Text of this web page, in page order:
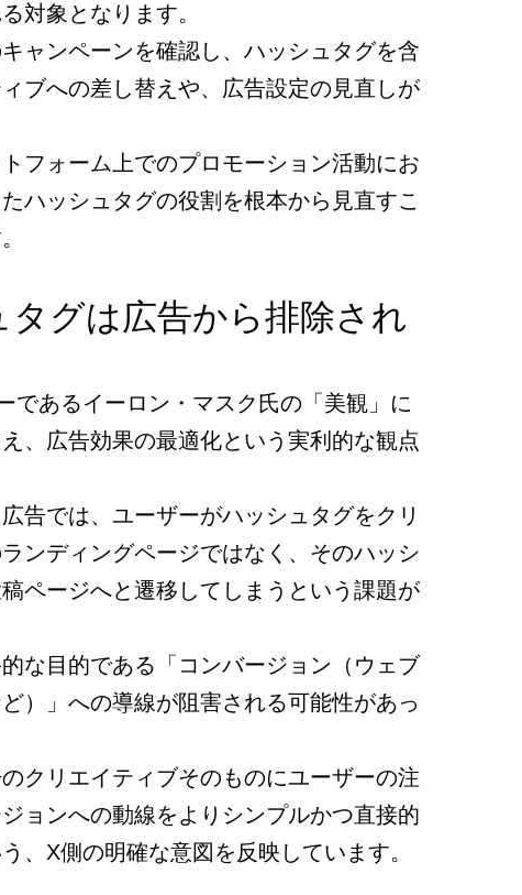
対象となります。
ャンペーンを確認し、ハッシュタグを含
ブへの差し替えや、広告設定の見直しが
フォーム上でのプロモーション活動にお
ハッシュタグの役割を根本から見直すこ
グは広告から排除され
であるイーロン・マスク氏の「美観」に
、広告効果の最適化という実利的な観点
告では、ユーザーがハッシュタグをクリ
ンディングページではなく、そのハッシ
ページへと遷移してしまうという課題が
な目的である「コンバージョン（ウェブ
）」への導線が阻害される可能性があっ
クリエイティブそのものにユーザーの注
ョンへの動線をよりシンプルかつ直接的
、X側の明確な意図を反映しています。